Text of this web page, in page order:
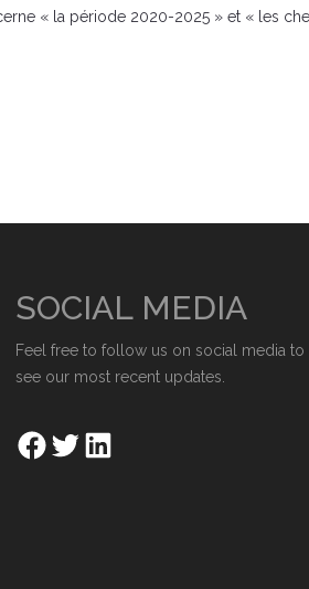
« la période 2020-2025 » et « les
SOCIAL MEDIA
Feel free to follow us on social media to
see our most recent updates.